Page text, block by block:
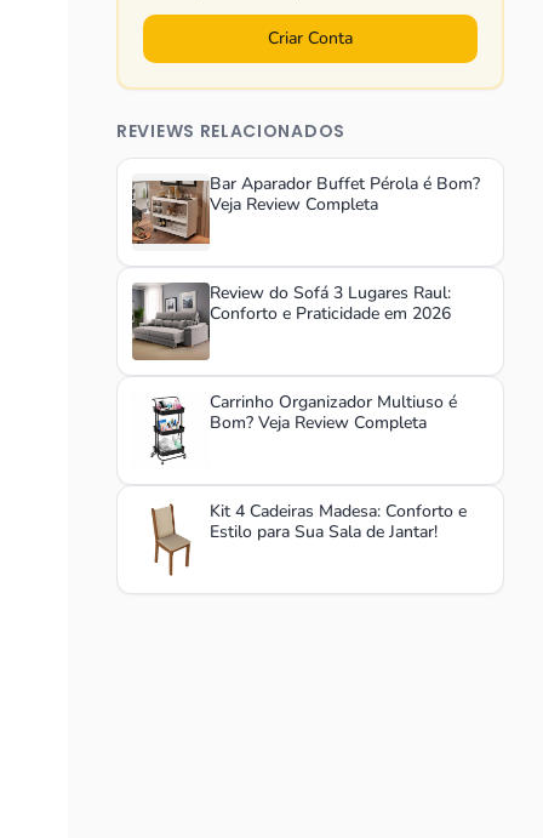
Criar Conta
REVIEWS RELACIONADOS
Bar Aparador Buffet Pérola é Bom?
Veja Review Completa
Review do Sofá 3 Lugares Raul:
Conforto e Praticidade em 2026
Carrinho Organizador Multiuso é
Bom? Veja Review Completa
Kit 4 Cadeiras Madesa: Conforto e
Estilo para Sua Sala de Jantar!